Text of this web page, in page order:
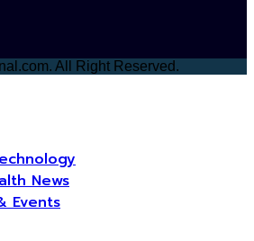
All Right Reserved.
News
Events